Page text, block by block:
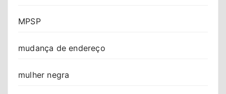
MPSP
mudança de endereço
mulher negra